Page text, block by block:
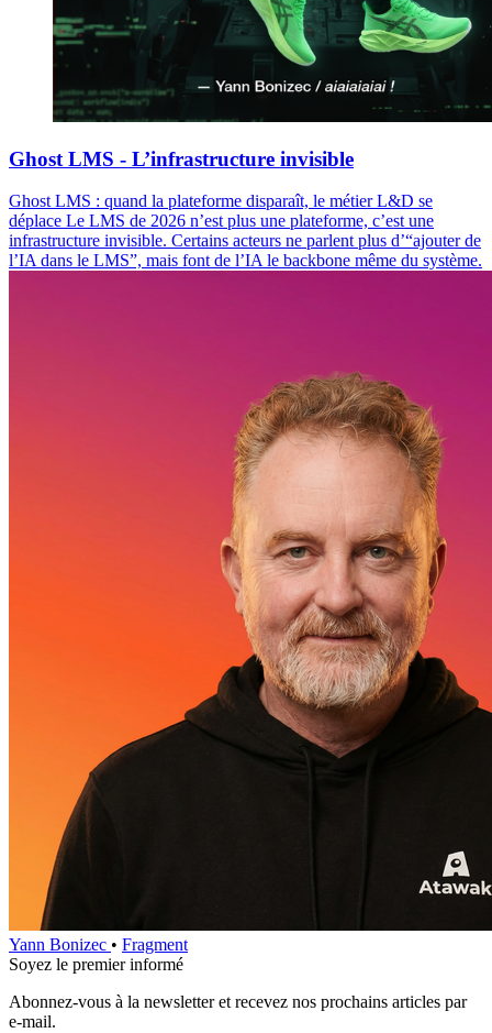
Ghost LMS - L’infrastructure invisible
Ghost LMS : quand la plateforme disparaît, le métier L&D se
déplace Le LMS de 2026 n’est plus une plateforme, c’est une
infrastructure invisible. Certains acteurs ne parlent plus d’“ajouter de
l’IA dans le LMS”, mais font de l’IA le backbone même du système.
Yann Bonizec • Fragment
Soyez le premier informé
Abonnez‑vous à la newsletter et recevez nos prochains articles par
e‑mail.